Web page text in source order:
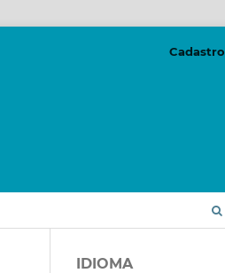
Cadastro
IDIOMA